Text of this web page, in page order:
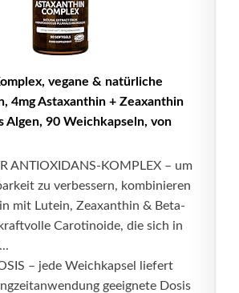
vegane & natürliche
4mg Astaxanthin + Zeaxanthin
Algen, 90 Weichkapseln, von
ANTIOXIDANS-KOMPLEX – um
zu verbessern, kombinieren
mit Lutein, Zeaxanthin & Beta-
Carotinoide, die sich in
– jede Weichkapsel liefert
geeignete Dosis